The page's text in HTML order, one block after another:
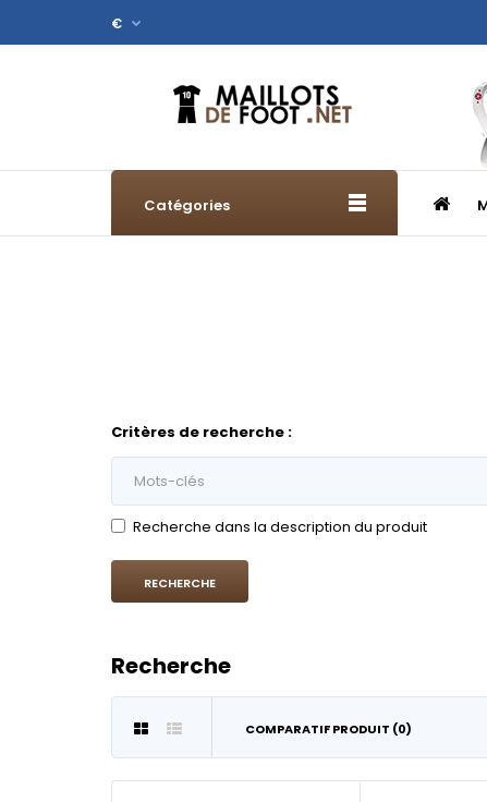
€
Catégories
Critères de recherche :
Recherche dans la description du produit
Recherche
COMPARATIF PRODUIT (0)